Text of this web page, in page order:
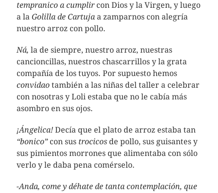
tempranico a cumplircon Dios y la Virgen, y luego
a la Golilla de Cartujaa zamparnos con alegría
nuestro arroz con pollo.
Ná, la de siempre, nuestro arroz, nuestras
cancioncillas, nuestros chascarrillos y la grata
compañía de los tuyos. Por supuesto hemos
convidaotambién a las niñas del taller a celebrar
con nosotras y Loli estaba que no le cabía más
asombro en sus ojos.
¡Ángelica!Decía que el plato de arroz estaba tan
“bonico”con sus trocicosde pollo, sus guisantes y
sus pimientos morrones que alimentaba con sólo
verlo y le daba pena comérselo.
-Anda, come y déhate de tanta contemplación, que